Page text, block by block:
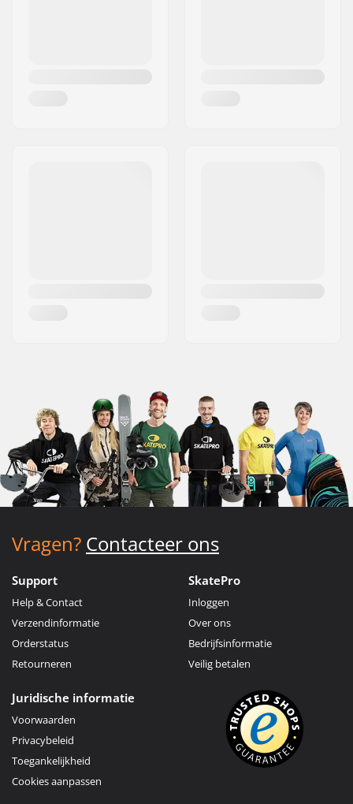
Vragen? Contacteer ons
Support
Help & Contact
Verzendinformatie
Orderstatus
Retourneren
SkatePro
Inloggen
Over ons
Bedrijfsinformatie
Veilig betalen
Juridische informatie
Voorwaarden
Privacybeleid
Toegankelijkheid
Cookies aanpassen